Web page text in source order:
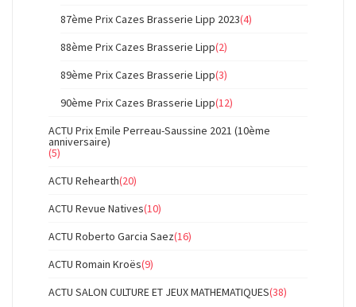
87ème Prix Cazes Brasserie Lipp 2023(4)
88ème Prix Cazes Brasserie Lipp(2)
89ème Prix Cazes Brasserie Lipp(3)
90ème Prix Cazes Brasserie Lipp(12)
ACTU Prix Emile Perreau-Saussine 2021 (10ème
anniversaire)
(5)
ACTU Rehearth(20)
ACTU Revue Natives(10)
ACTU Roberto Garcia Saez(16)
ACTU Romain Kroës(9)
ACTU SALON CULTURE ET JEUX MATHEMATIQUES(38)